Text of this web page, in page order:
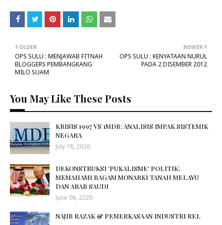
NEWER
OPS SULU : KENYATAAN NURUL
PADA 2 DISEMBER 2012
OLDER
OPS SULU : MENJAWAB FITNAH
BLOGGERS PEMBANGKANG
MILO SUAM
You May Like These Posts
KRISIS 1997 VS 1MDB: ANALISIS IMPAK SISTEMIK
NEGARA
July 18, 2026
DEKONSTRUKSI 'PUKALISME' POLITIK:
MEMAHAMI RAGAM MONARKI TANAH MELAYU
DAN ARAB SAUDI
June 06, 2026
NAJIB RAZAK & PEMERKASAAN INDUSTRI REL